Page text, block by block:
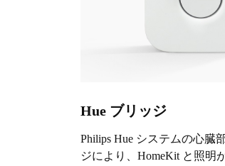
Hue ブリッジ
Philips Hue システムの心臓
ジにより、HomeKit と照明